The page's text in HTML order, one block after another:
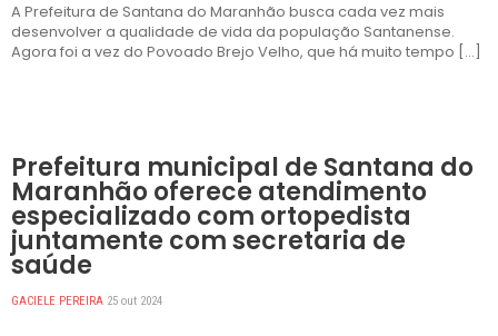
A Prefeitura de Santana do Maranhão busca cada vez mais
desenvolver a qualidade de vida da população Santanense.
Agora foi a vez do Povoado Brejo Velho, que há muito tempo […]
Prefeitura municipal de Santana do
Maranhão oferece atendimento
especializado com ortopedista
juntamente com secretaria de
saúde
GACIELE PEREIRA 25 out 2024